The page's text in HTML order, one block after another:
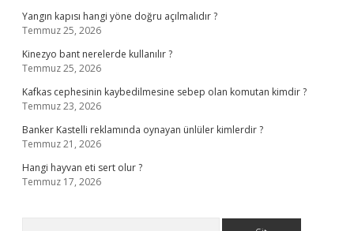
Yangın kapısı hangi yöne doğru açılmalıdır ?
Temmuz 25, 2026
Kinezyo bant nerelerde kullanılır ?
Temmuz 25, 2026
Kafkas cephesinin kaybedilmesine sebep olan komutan kimdir ?
Temmuz 23, 2026
Banker Kastelli reklamında oynayan ünlüler kimlerdir ?
Temmuz 21, 2026
Hangi hayvan eti sert olur ?
Temmuz 17, 2026